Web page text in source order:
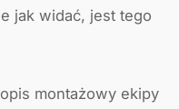
jak widać, jest tego
montażowy ekipy